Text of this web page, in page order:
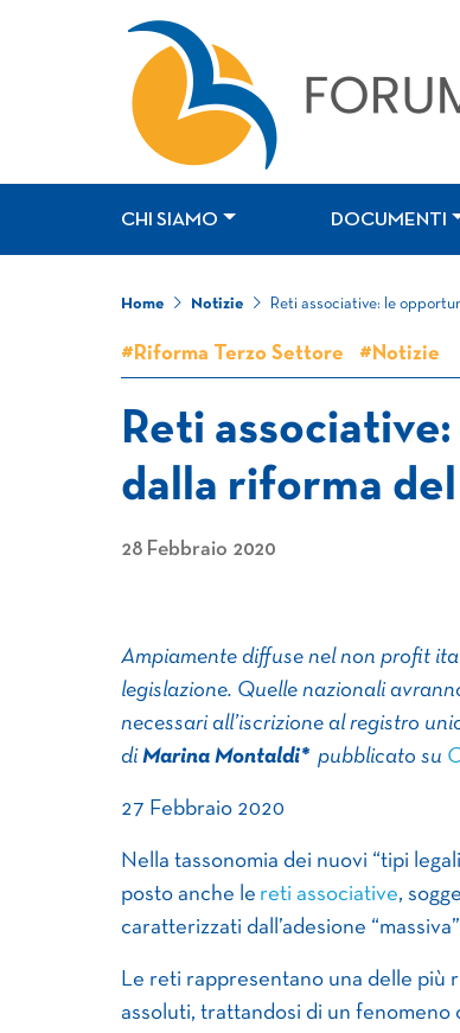
CHI SIAMO DOCUMENTI
Home Notizie Reti associative: le
#Riforma Terzo Settore #Notizie
Reti
dalla riforma
28 Febbraio 2020
Ampiamente diffuse nel non profit
legislazione. Quelle nazionali
necessari all’iscrizione al registro
diMarina Montaldi* pubblicato su
27 Febbraio 2020
Nella tassonomia dei nuovi “tipi
posto anche le reti associative,
caratterizzati dall’adesione
Le reti rappresentano una delle più
assoluti, trattandosi di un fenomeno